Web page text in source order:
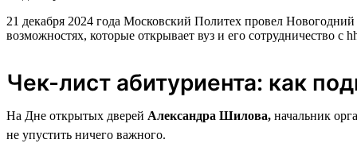
21 декабря 2024 года Московский Политех провел
возможностях, которые открывает вуз и его сотрудничество с
Чек-лист абитуриента: как
На Дне открытых дверей Александра Шилова, начальник
не упустить ничего важного.